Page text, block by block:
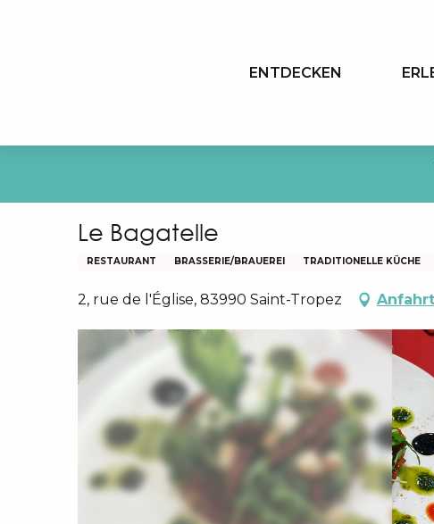
ENTDECKEN
Le Bagatelle
RESTAURANT BRASSERIE/BRAUEREI TRADITIONELLE KÜCHE
2, rue de l'Église, 83990 Saint-Tropez Anfahrt